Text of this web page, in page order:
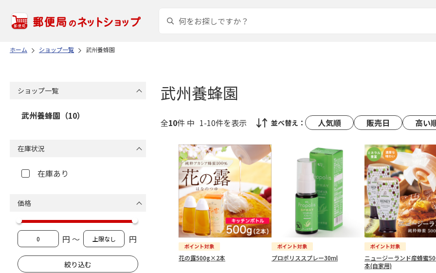
ホーム ショップ一覧 武州養蜂園
武州養蜂園
全10件 中 1-10件を表示 並べ替え： 人気順 販売日 高い
花の露500g×2本 プロポリススプレー30ml
ニュージーランド産蜂蜜
本(自家用)
ショップ一覧
武州養蜂園（10）
在庫状況
在庫あり
価格
円 ～ 円